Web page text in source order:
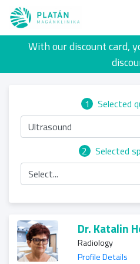
With our discount card,
1 Selected
Ultrasound
2
Selected
Select...
Dr. Katalin
Radiology
Profile Details